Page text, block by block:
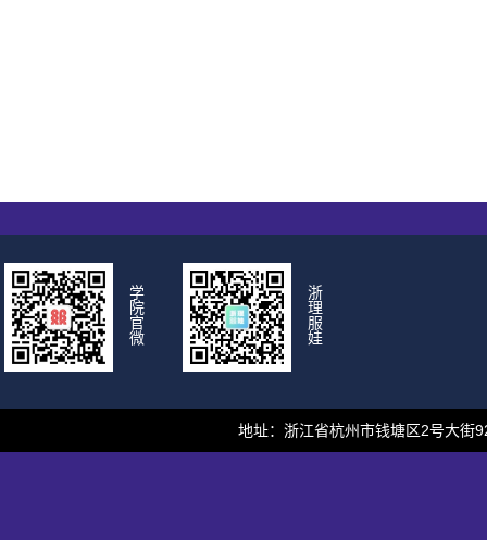
学
院
官
微
浙
理
服
娃
地址：浙江省杭州市钱塘区2号大